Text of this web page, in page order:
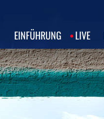
EINFÜHRUNG LIVE